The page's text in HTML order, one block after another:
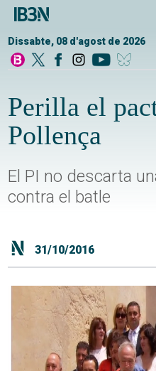
Dissabte, 08 d'agost de 2026
Perilla el
Pollença
El PI no descarta
contra el batle
31/10/2016